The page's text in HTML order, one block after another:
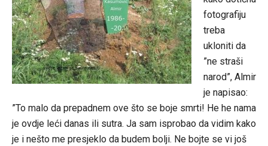
fotografiju
treba
ukloniti da
”ne straši
narod”, Almir
je napisao:
”To malo da prepadnem ove što se boje smrti! He he nama
je ovdje leći danas ili sutra. Ja sam isprobao da vidim kako
je i nešto me presjeklo da budem bolji. Ne bojte se vi još